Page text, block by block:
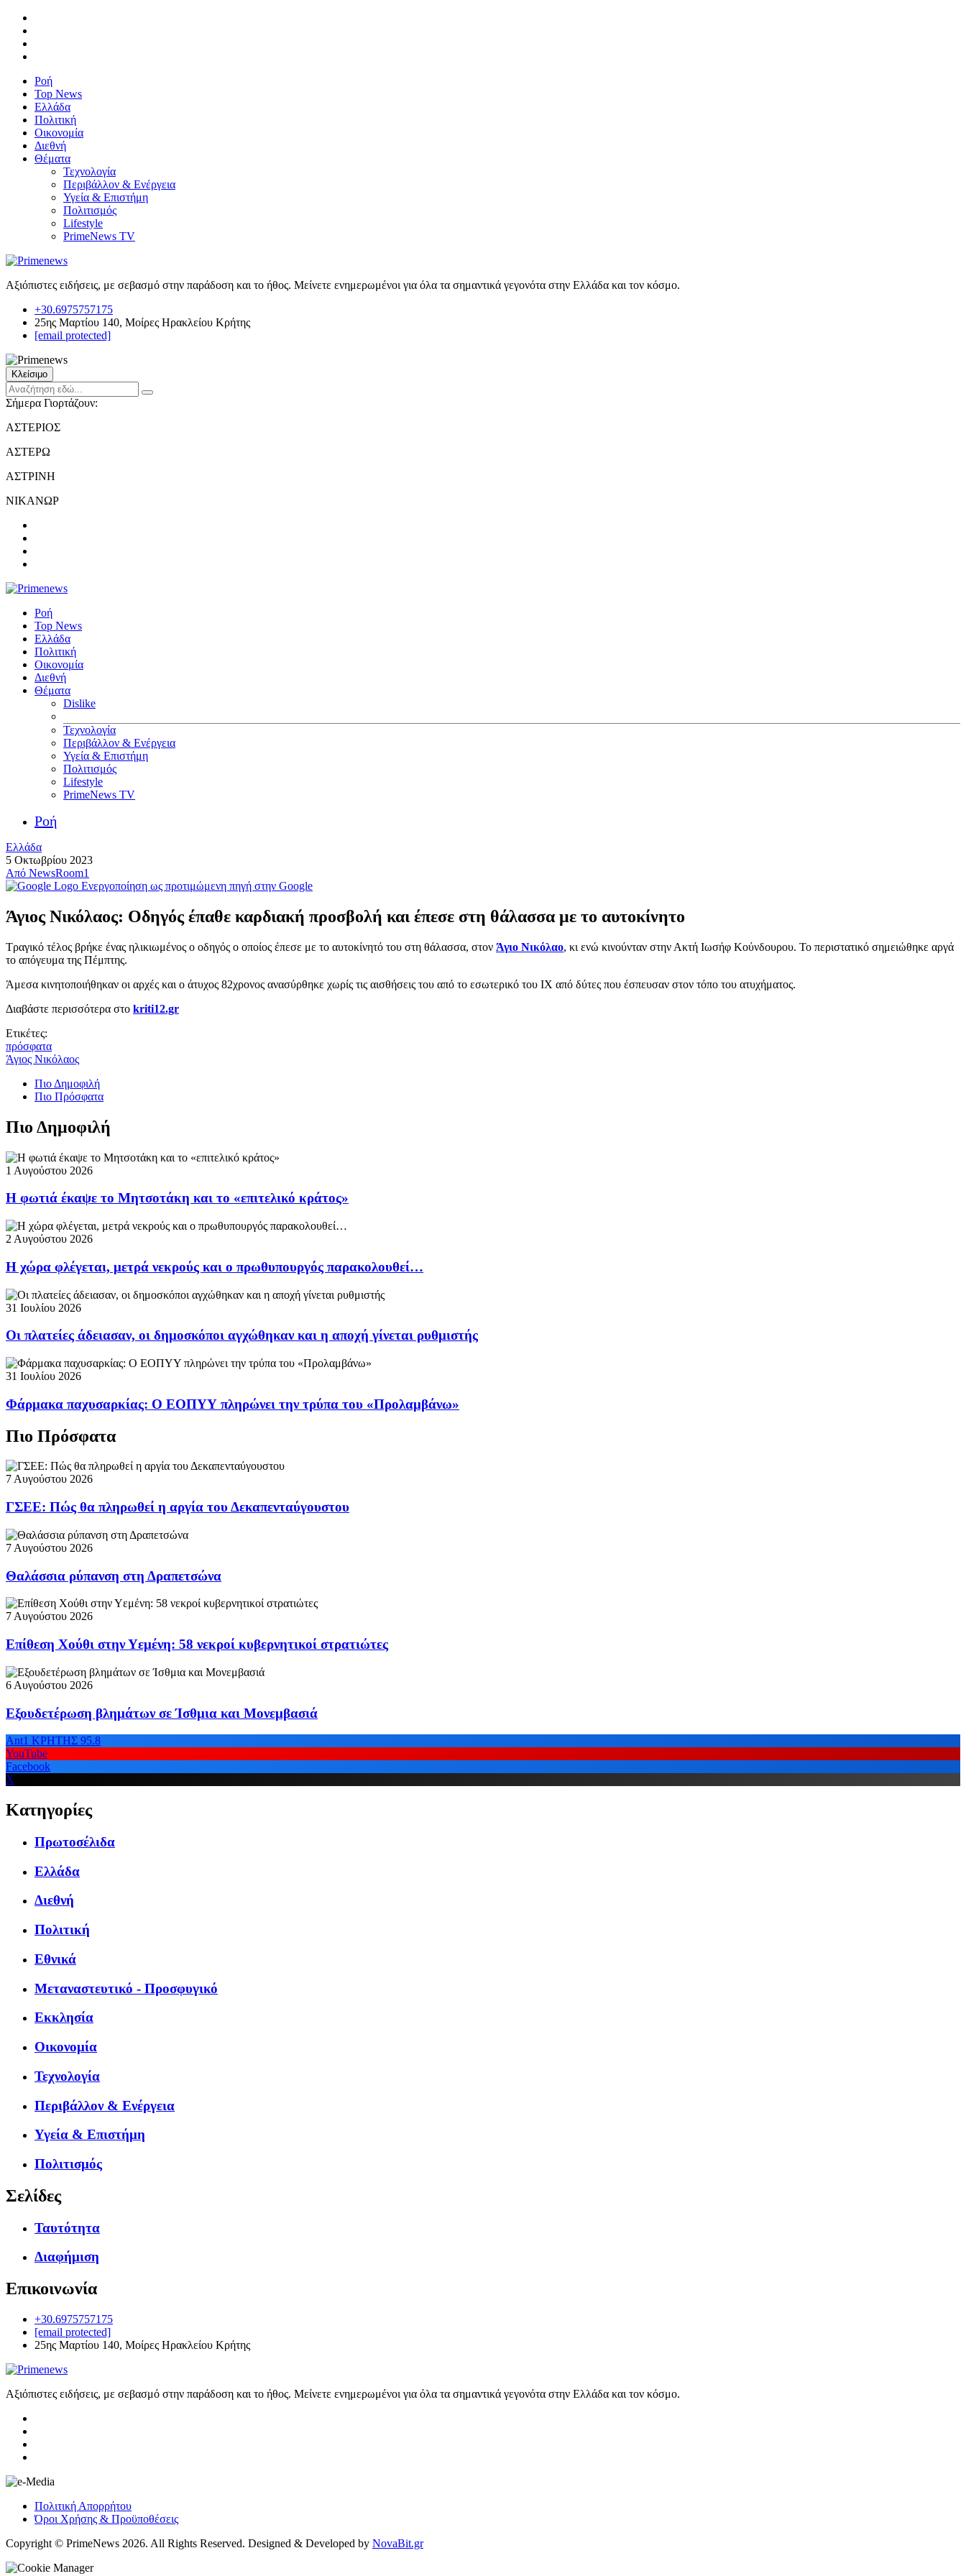
Ροή
Top News
Ελλάδα
Πολιτική
Οικονομία
Διεθνή
Θέματα
Τεχνολογία
Περιβάλλον & Ενέργεια
Υγεία & Επιστήμη
Πολιτισμός
Lifestyle
PrimeNews TV
Αξιόπιστες ειδήσεις, με σεβασμό στην παράδοση και το ήθος. Μείνετε ενημερωμένοι για όλα τα σημαντικά γεγονότα στην Ελλάδα και τον κόσμο.
+30.6975757175
25ης Μαρτίου 140, Μοίρες Ηρακλείου Κρήτης
[email protected]
Κλείσιμο
Σήμερα Γιορτάζουν:
ΑΣΤΕΡΙΟΣ
ΑΣΤΕΡΩ
ΑΣΤΡΙΝΗ
ΝΙΚΑΝΩΡ
Ροή
Top News
Ελλάδα
Πολιτική
Οικονομία
Διεθνή
Θέματα
Dislike
Τεχνολογία
Περιβάλλον & Ενέργεια
Υγεία & Επιστήμη
Πολιτισμός
Lifestyle
PrimeNews TV
Ροή
Ελλάδα
5 Οκτωβρίου 2023
Από NewsRoom1
Ενεργοποίηση ως προτιμώμενη πηγή στην Google
Άγιος Νικόλαος: Οδηγός έπαθε καρδιακή προσβολή και έπεσε στη θάλασσα με το αυτοκίνητο
Τραγικό τέλος βρήκε ένας ηλικιωμένος ο οδηγός ο οποίος έπεσε με το αυτοκίνητό του στη θάλασσα, στον Άγιο Νικόλαο, κι ενώ κινούνταν στην Ακτή Ιωσήφ Κούνδουρου. Το περιστατικό σημειώθηκε αργά
το απόγευμα της Πέμπτης.
Άμεσα κινητοποιήθηκαν οι αρχές και ο άτυχος 82χρονος ανασύρθηκε χωρίς τις αισθήσεις του από το εσωτερικό του ΙΧ από δύτες που έσπευσαν στον τόπο του ατυχήματος.
Διαβάστε περισσότερα στο kriti12.gr
Ετικέτες:
πρόσφατα
Άγιος Νικόλαος
Πιο Δημοφιλή
Πιο Πρόσφατα
Πιο Δημοφιλή
1 Αυγούστου 2026
Η φωτιά έκαψε το Μητσοτάκη και το «επιτελικό κράτος»
2 Αυγούστου 2026
Η χώρα φλέγεται, μετρά νεκρούς και ο πρωθυπουργός παρακολουθεί…
31 Ιουλίου 2026
Οι πλατείες άδειασαν, οι δημοσκόποι αγχώθηκαν και η αποχή γίνεται ρυθμιστής
31 Ιουλίου 2026
Φάρμακα παχυσαρκίας: Ο ΕΟΠΥΥ πληρώνει την τρύπα του «Προλαμβάνω»
Πιο Πρόσφατα
7 Αυγούστου 2026
ΓΣΕΕ: Πώς θα πληρωθεί η αργία του Δεκαπενταύγουστου
7 Αυγούστου 2026
Θαλάσσια ρύπανση στη Δραπετσώνα
7 Αυγούστου 2026
Επίθεση Χούθι στην Υεμένη: 58 νεκροί κυβερνητικοί στρατιώτες
6 Αυγούστου 2026
Εξουδετέρωση βλημάτων σε Ίσθμια και Μονεμβασιά
Ant1 ΚΡΗΤΗΣ 95.8
YouTube
Facebook
X
Κατηγορίες
Πρωτοσέλιδα
Ελλάδα
Διεθνή
Πολιτική
Εθνικά
Μεταναστευτικό - Προσφυγικό
Εκκλησία
Οικονομία
Τεχνολογία
Περιβάλλον & Ενέργεια
Υγεία & Επιστήμη
Πολιτισμός
Σελίδες
Ταυτότητα
Διαφήμιση
Επικοινωνία
+30.6975757175
[email protected]
25ης Μαρτίου 140, Μοίρες Ηρακλείου Κρήτης
Αξιόπιστες ειδήσεις, με σεβασμό στην παράδοση και το ήθος. Μείνετε ενημερωμένοι για όλα τα σημαντικά γεγονότα στην Ελλάδα και τον κόσμο.
Πολιτική Απορρήτου
Όροι Χρήσης & Προϋποθέσεις
Copyright © PrimeNews 2026. All Rights Reserved. Designed & Developed by NovaBit.gr